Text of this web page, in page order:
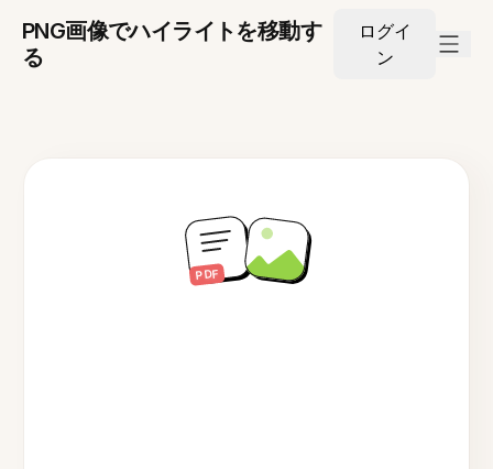
PNG画像でハイライトを移動す
る
ログイ
ン